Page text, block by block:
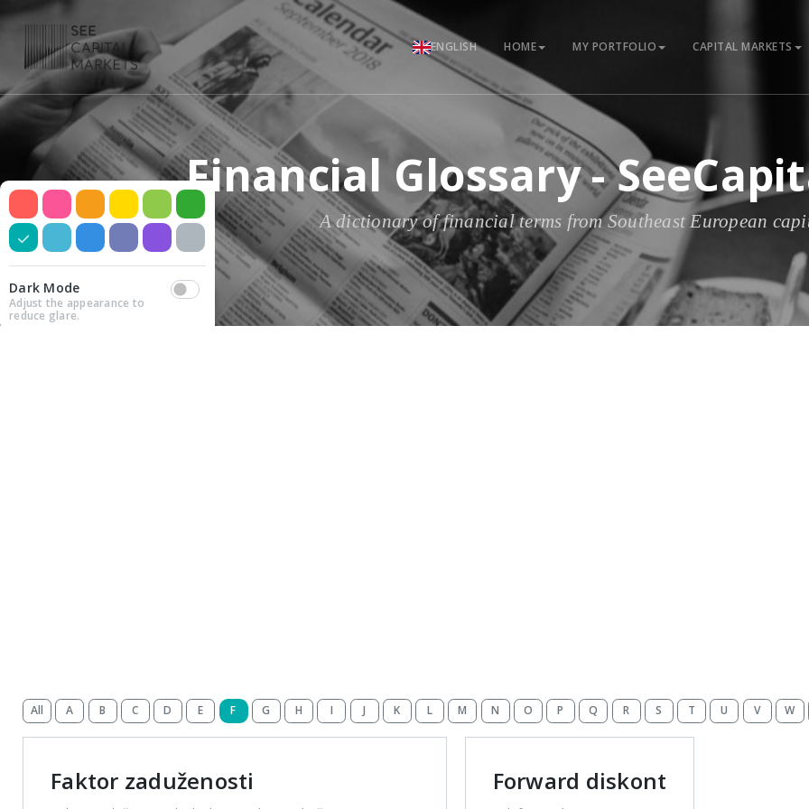
ENGLISH HOME MY PORTFOLIO CAPITAL MARKETS
Financial Glossary -
A dictionary of financial terms from Southeast European
All A B C D E F G H I J K L M N O P Q R S T U V W
Faktor zaduženosti Forward diskont
Dark Mode
Adjust the appearance to
reduce glare.